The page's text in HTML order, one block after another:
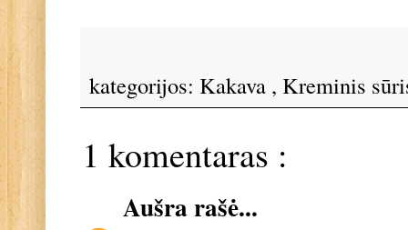
kategorijos: Kakava , Kreminis
1 komentaras :
Aušra rašė...